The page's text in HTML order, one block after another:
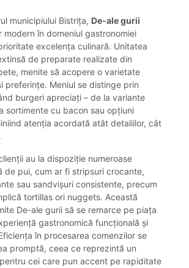
municipiului Bistrița, De-ale gurii
modern în domeniul gastronomiei
excelența culinară. Unitatea
de preparate realizate din
menite să acopere o varietate
preferințe. Meniul se distinge prin
burgeri apreciați – de la variante
sortimente cu bacon sau opțiuni
atenția acordată atât detaliilor, cât
au la dispoziție numeroase
de pui, cum ar fi stripsuri crocante,
sau sandvișuri consistente, precum
tortillas ori nuggets. Această
De-ale gurii să se remarce pe piața
gastronomică funcțională și
în procesarea comenzilor se
promptă, ceea ce reprezintă un
cei care pun accent pe rapiditate